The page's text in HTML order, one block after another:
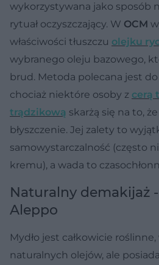
wykorzystywana jako sposób
rytuał oczyszczający. W OCM
właściwości tłuszczu olejku
wybranego oleju bazowego,
brud. Metoda polecana jest
chociaż niektóre osoby z cerą
trądzikową skarżą się na to,
błyszczenie. Jej zalety to
samowystarczalność (często
kremu), a wada to
Naturalny demakijaż -
Aleppo
Mydło jest całkowicie
naturalnych olejów, ale